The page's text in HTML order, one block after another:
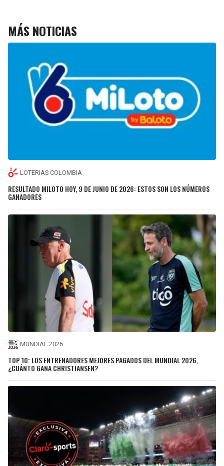
MÁS NOTICIAS
LOTERIAS COLOMBIA
RESULTADO MILOTO HOY, 9 DE JUNIO DE 2026: ESTOS SON LOS NÚMEROS
GANADORES
MUNDIAL 2026
TOP 10: LOS ENTRENADORES MEJORES PAGADOS DEL MUNDIAL 2026,
¿CUÁNTO GANA CHRISTIANSEN?